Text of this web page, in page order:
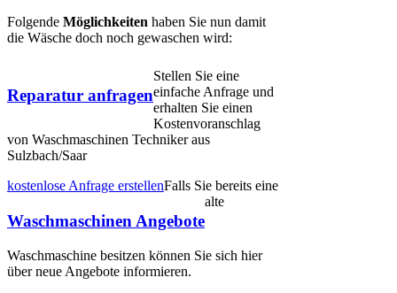
Folgende Möglichkeiten haben Sie nun damit
die Wäsche doch noch gewaschen wird:
Reparatur anfragen
Stellen Sie eine
einfache Anfrage und
erhalten Sie einen
Kostenvoranschlag
von Waschmaschinen Techniker aus
Sulzbach/Saar
kostenlose Anfrage erstellen
Waschmaschinen Angebote
Falls Sie bereits eine
alte
Waschmaschine besitzen können Sie sich hier
über neue Angebote informieren.